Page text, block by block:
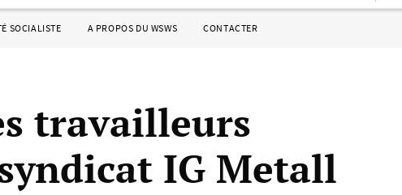
SOCIALISTE A PROPOS DU WSWS CONTACTER
travailleurs
IG Metall